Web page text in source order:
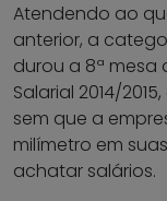
Atendendo ao
anterior, a
durou a 8ª
Salarial 2014/
sem que a
milímetro em
achatar salários.